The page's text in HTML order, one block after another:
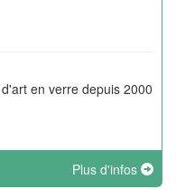
en verre depuis 2000
Plus d'infos